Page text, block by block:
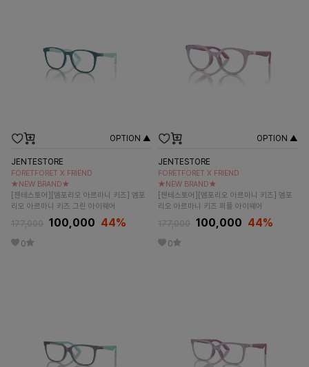
OPTION ▲
JENTESTORE
FORETFORET X FRIEND
★NEW BRAND★
[젠테스토어][엠포리오 아르마니 키즈] 엠포
리오 아르마니 키즈 그린 아이웨어
177,000 100,000 44%
0
OPTION ▲
JENTESTORE
FORETFORET X FRIEND
★NEW BRAND★
[젠테스토어][엠포리오 아르마니 키즈] 엠포
리오 아르마니 키즈 퍼플 아이웨어
177,000 100,000 44%
0